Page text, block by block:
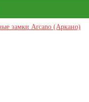
замки Arcano (Аркано)